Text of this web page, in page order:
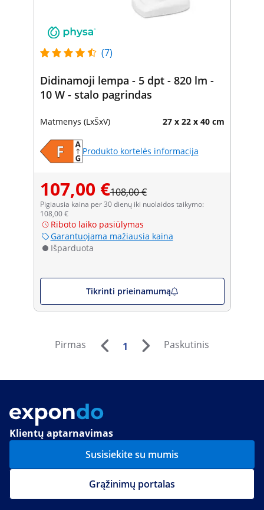
(7)
Didinamoji lempa - 5 dpt - 820 lm -
10 W - stalo pagrindas
Matmenys (LxŠxV) 27 x 22 x 40 cm
Produkto kortelės informacija
107,00 €108,00 €
Pigiausia kaina per 30 dienų iki nuolaidos taikymo:
108,00 €
Riboto laiko pasiūlymas
Garantuojama mažiausia kaina
Išparduota
Tikrinti prieinamumą
Pirmas 1 Paskutinis
Klientų aptarnavimas
Susisiekite su mumis
Grąžinimų portalas